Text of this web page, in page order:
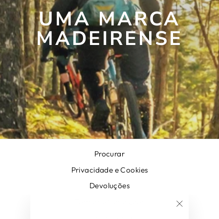
UMA MARCA
MADEIRENSE
Procurar
Privacidade e Cookies
Devoluções